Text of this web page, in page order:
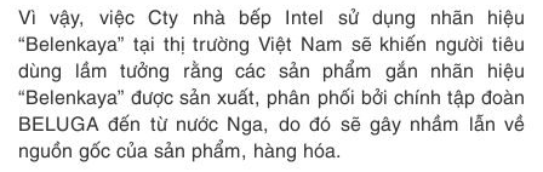
Vì vậy, việc Cty nhà bếp Intel sử dụng nhãn hiệu
“Belenkaya” tại thị trường Việt Nam sẽ khiến người tiêu
dùng lầm tưởng rằng các sản phẩm gắn nhãn hiệu
“Belenkaya” được sản xuất, phân phối bởi chính tập đoàn
BELUGA đến từ nước Nga, do đó sẽ gây nhầm lẫn về
nguồn gốc của sản phẩm, hàng hóa.